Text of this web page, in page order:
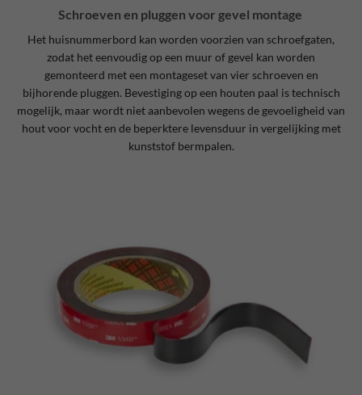
Schroeven en pluggen voor gevel montage
Het huisnummerbord kan worden voorzien van schroefgaten,
zodat het eenvoudig op een muur of gevel kan worden
gemonteerd met een montageset van vier schroeven en
bijhorende pluggen. Bevestiging op een houten paal is technisch
mogelijk, maar wordt niet aanbevolen wegens de gevoeligheid van
hout voor vocht en de beperktere levensduur in vergelijking met
kunststof bermpalen.